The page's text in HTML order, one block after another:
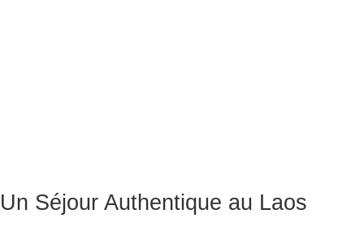
Un Séjour Authentique au Laos